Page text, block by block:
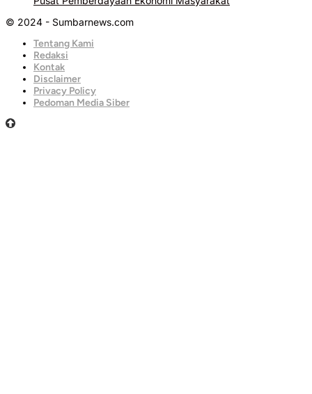
© 2024 - Sumbarnews.com
Tentang Kami
Redaksi
Kontak
Disclaimer
Privacy Policy
Pedoman Media Siber